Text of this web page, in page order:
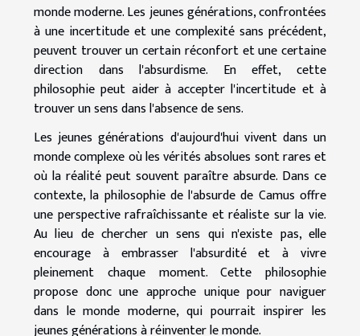
monde moderne. Les jeunes générations, confrontées
à une incertitude et une complexité sans précédent,
peuvent trouver un certain réconfort et une certaine
direction dans l'absurdisme. En effet, cette
philosophie peut aider à accepter l'incertitude et à
trouver un sens dans l'absence de sens.
Les jeunes générations d'aujourd'hui vivent dans un
monde complexe où les vérités absolues sont rares et
où la réalité peut souvent paraître absurde. Dans ce
contexte, la philosophie de l'absurde de Camus offre
une perspective rafraîchissante et réaliste sur la vie.
Au lieu de chercher un sens qui n'existe pas, elle
encourage à embrasser l'absurdité et à vivre
pleinement chaque moment. Cette philosophie
propose donc une approche unique pour naviguer
dans le monde moderne, qui pourrait inspirer les
jeunes générations à réinventer le monde.